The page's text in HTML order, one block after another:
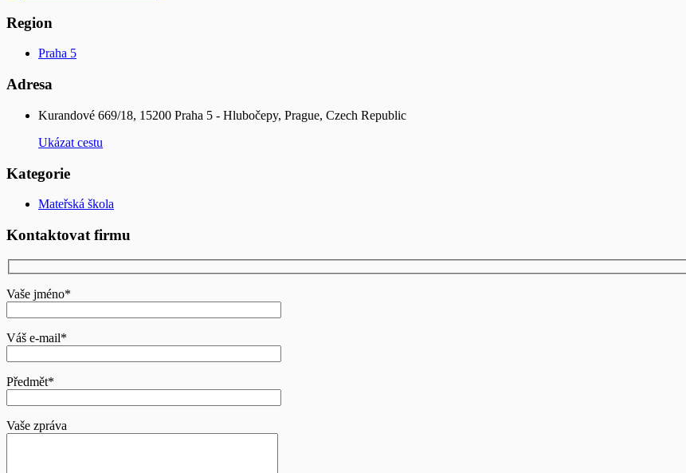
Region
Praha 5
Adresa
Kurandové 669/18, 15200 Praha 5 - Hlubočepy, Prague, Czech Republic
Ukázat cestu
Kategorie
Mateřská škola
Kontaktovat firmu
Vaše jméno*
Váš e-mail*
Předmět*
Vaše zpráva